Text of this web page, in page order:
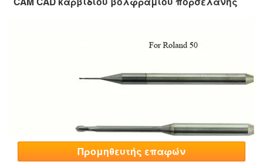
Προμηθευτής επαφών